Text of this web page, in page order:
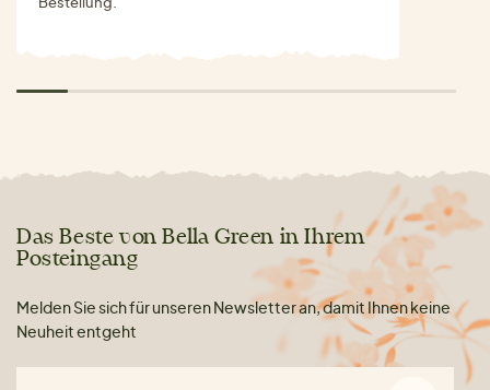
Das Beste von Bella Green in Ihrem
Posteingang
Melden Sie sich für unseren Newsletter an, damit Ihnen keine
Neuheit entgeht